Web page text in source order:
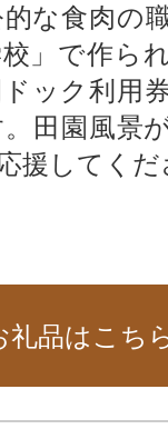
な食肉の
」で作ら
ック利用
田園風景
援してくだ
礼品はこち